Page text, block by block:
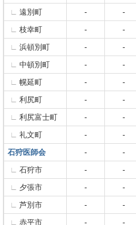
遠別町
- -
枝幸町
- -
浜頓別町
- -
中頓別町
- -
幌延町
- -
利尻町
- -
利尻富士町
- -
礼文町
- -
石狩医師会
- -
石狩市
- -
夕張市
- -
芦別市
- -
赤平市
- -